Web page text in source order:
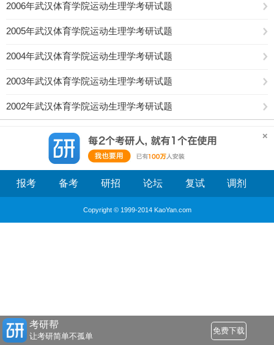
2006年武汉体育学院运动生理学考研试题
2005年武汉体育学院运动生理学考研试题
2004年武汉体育学院运动生理学考研试题
2003年武汉体育学院运动生理学考研试题
2002年武汉体育学院运动生理学考研试题
报考 备考 研招 论坛 复试 调剂
Copyright © 1999-2014 KaoYan.com
考研帮
让考研简单不孤单
免费下载